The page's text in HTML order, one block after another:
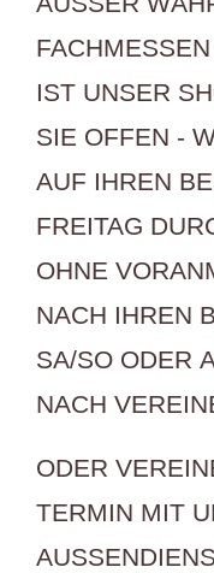
IST UNSER
SIE OFFEN -
AUF IHREN
FREITAG
OHNE
NACH IHREN
SA/SO ODER
NACH
ODER
TERMIN MIT